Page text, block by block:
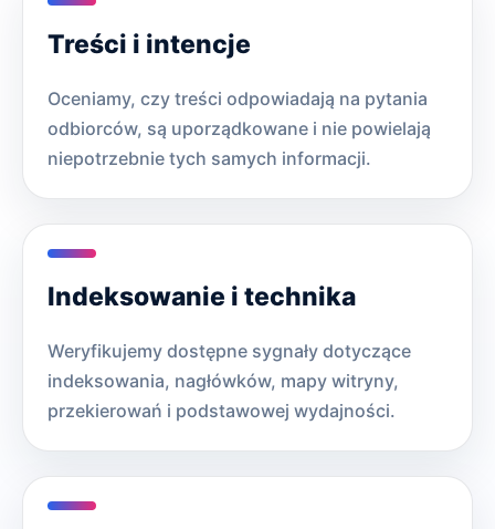
Treści i intencje
Oceniamy, czy treści odpowiadają na pytania
odbiorców, są uporządkowane i nie powielają
niepotrzebnie tych samych informacji.
Indeksowanie i technika
Weryfikujemy dostępne sygnały dotyczące
indeksowania, nagłówków, mapy witryny,
przekierowań i podstawowej wydajności.